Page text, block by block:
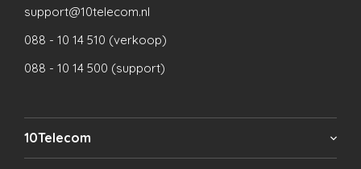
support@10telecom.nl
088 - 10 14 510 (verkoop)
088 - 10 14 500 (support)
10Telecom